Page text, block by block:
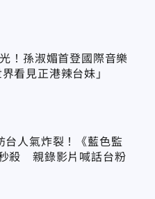
！孫淑媚首登國際音樂
看見正港辣台妹」
台人氣炸裂！《藍色監
殺 親錄影片喊話台粉